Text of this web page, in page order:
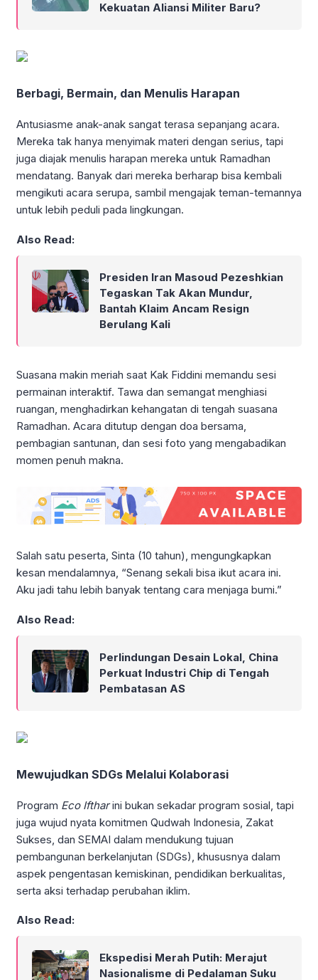
Kekuatan Aliansi Militer Baru?
Berbagi, Bermain, dan Menulis Harapan
Antusiasme anak-anak sangat terasa sepanjang acara.
Mereka tak hanya menyimak materi dengan serius, tapi
juga diajak menulis harapan mereka untuk Ramadhan
mendatang. Banyak dari mereka berharap bisa kembali
mengikuti acara serupa, sambil mengajak teman-temannya
untuk lebih peduli pada lingkungan.
Also Read:
Presiden Iran Masoud Pezeshkian
Tegaskan Tak Akan Mundur,
Bantah Klaim Ancam Resign
Berulang Kali
Suasana makin meriah saat Kak Fiddini memandu sesi
permainan interaktif. Tawa dan semangat menghiasi
ruangan, menghadirkan kehangatan di tengah suasana
Ramadhan. Acara ditutup dengan doa bersama,
pembagian santunan, dan sesi foto yang mengabadikan
momen penuh makna.
Salah satu peserta, Sinta (10 tahun), mengungkapkan
kesan mendalamnya, “Senang sekali bisa ikut acara ini.
Aku jadi tahu lebih banyak tentang cara menjaga bumi.”
Also Read:
Perlindungan Desain Lokal, China
Perkuat Industri Chip di Tengah
Pembatasan AS
Mewujudkan SDGs Melalui Kolaborasi
Program Eco Iftharini bukan sekadar program sosial, tapi
juga wujud nyata komitmen Qudwah Indonesia, Zakat
Sukses, dan SEMAI dalam mendukung tujuan
pembangunan berkelanjutan (SDGs), khususnya dalam
aspek pengentasan kemiskinan, pendidikan berkualitas,
serta aksi terhadap perubahan iklim.
Also Read:
Ekspedisi Merah Putih: Merajut
Nasionalisme di Pedalaman Suku